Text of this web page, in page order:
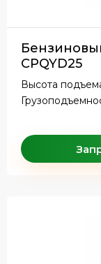
CPQYD25
Высота